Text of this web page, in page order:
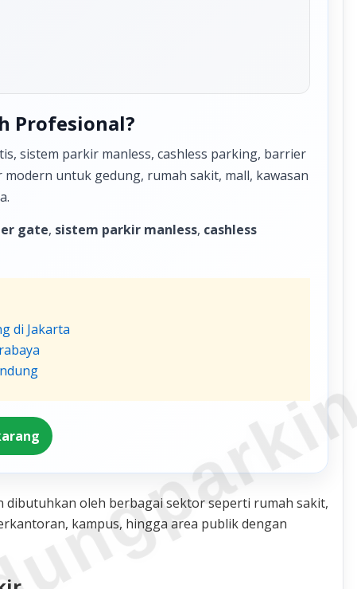
Profesional?
sistem parkir manless, cashless parking, barrier
untuk gedung, rumah sakit, mall, kawasan
gate, sistem parkir manless, cashless
di Jakarta
oleh berbagai sektor seperti rumah sakit,
kampus, hingga area publik dengan